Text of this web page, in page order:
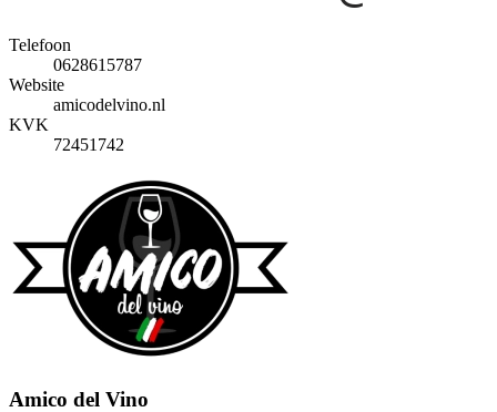
Telefoon
0628615787
Website
amicodelvino.nl
KVK
72451742
Amico del Vino